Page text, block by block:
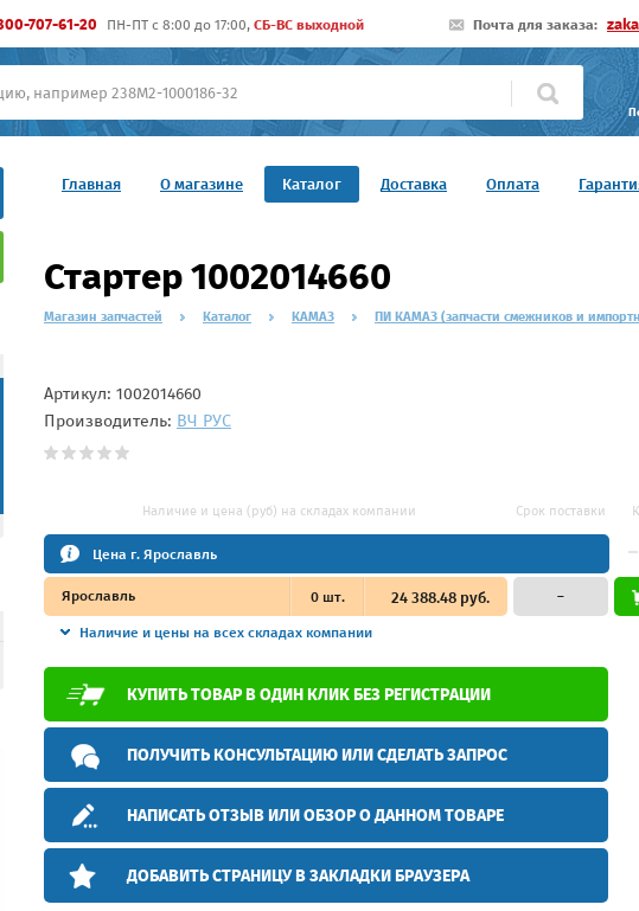
707-61-20 ПН-ПТ c 8:00 до 17:00, СБ-ВС выходной Почта для заказа:
Главная О магазине Каталог Доставка Оплата
Стартер 1002014660
Магазин запчастей Каталог КАМАЗ ПИ КАМАЗ (запчасти смежников и
Артикул: 1002014660
Производитель: ВЧ РУС
Наличие и цена (руб) на складах компании Срок поставки
Цена г. Ярославль
Ярославль 0шт. 24 388.48 руб.
Наличие и цены на всех складах компании
–
КУПИТЬ ТОВАР В ОДИН КЛИК БЕЗ РЕГИСТРАЦИИ
ПОЛУЧИТЬ КОНСУЛЬТАЦИЮ ИЛИ СДЕЛАТЬ ЗАПРОС
НАПИСАТЬ ОТЗЫВ ИЛИ ОБЗОР О ДАННОМ ТОВАРЕ
ДОБАВИТЬ СТРАНИЦУ В ЗАКЛАДКИ БРАУЗЕРА